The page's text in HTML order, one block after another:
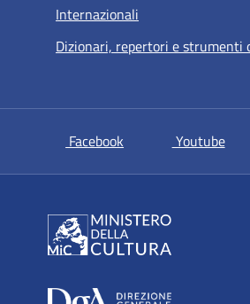
Internazionali
Dizionari, repertori e strumenti
Facebook si apre in una nuova
Youtubesi